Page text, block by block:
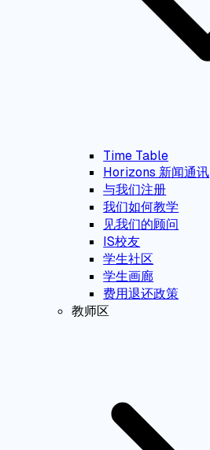
Time Table
Horizons 新闻通讯
与我们注册
我们如何教学
见我们的顾问
IS校友
学生社区
学生画廊
费用退还政策
教师区